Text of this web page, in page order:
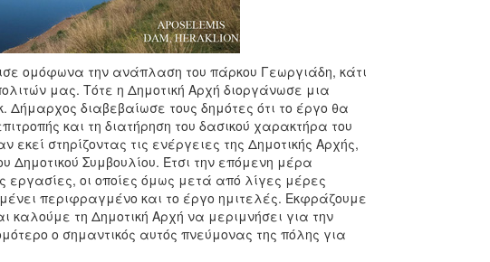
ομόφωνα την ανάπλαση του πάρκου Γεωργιάδη, κάτι
μας. Τότε η Δημοτική Αρχή διοργάνωσε μια
Δήμαρχος διαβεβαίωσε τους δημότες ότι το έργο θα
και τη διατήρηση του δασικού χαρακτήρα του
στηρίζοντας τις ενέργειες της Δημοτικής Αρχής,
Δημοτικού Συμβουλίου. Έτσι την επόμενη μέρα
εργασίες, οι οποίες όμως μετά από λίγες μέρες
περιφραγμένο και το έργο ημιτελές. Εκφράζουμε
καλούμε τη Δημοτική Αρχή να μεριμνήσει για την
ο σημαντικός αυτός πνεύμονας της πόλης για